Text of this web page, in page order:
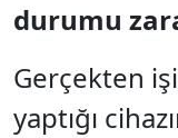
durumu
Gerçekten
yaptığı